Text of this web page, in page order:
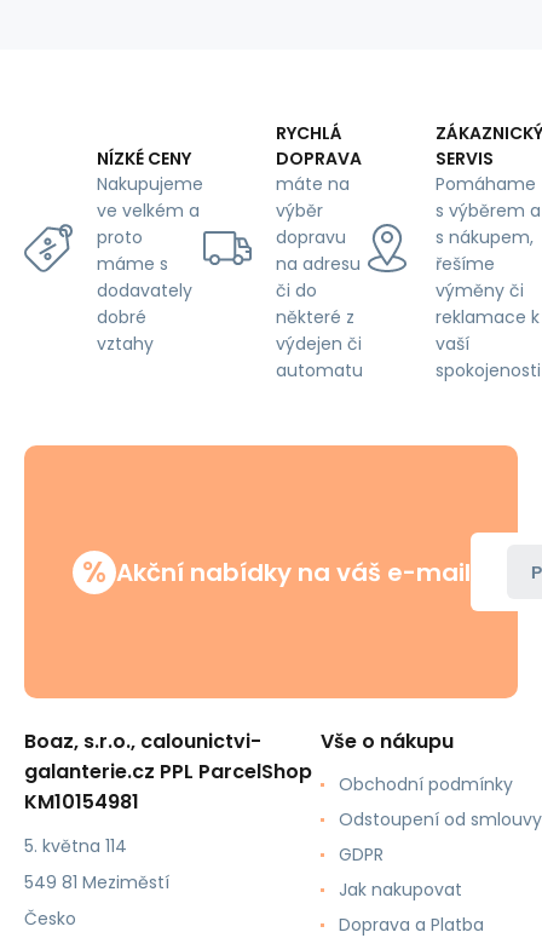
NÍZKÉ CENY
Nakupujeme
ve velkém a
proto
máme s
dodavately
dobré
vztahy
RYCHLÁ
DOPRAVA
máte na
výběr
dopravu
na adresu
či do
některé z
výdejen či
automatu
ZÁKAZNICKÝ
SERVIS
Pomáhame
s výběrem a
s nákupem,
řešíme
výměny či
reklamace k
vaší
spokojenosti
% Akční nabídky na váš e-mail
Boaz, s.r.o., calounictvi-
galanterie.cz PPL ParcelShop
KM10154981
5. května 114
549 81 Meziměstí
Česko
Vše o nákupu
Obchodní podmínky
Odstoupení od smlouvy
GDPR
Jak nakupovat
Doprava a Platba